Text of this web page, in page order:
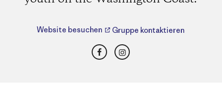
Website besuchen Gruppe kontaktieren
FacebookInstagram